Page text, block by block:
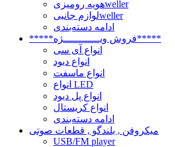
هویه رومیزیweller
لوازم جانبیweller
ادامه دسته‌بندی
*****فروش ویــــــــــــژه*****
انواع آی سی
انواع دیود
انواع ماسفت
انواع LED
انواع پل دیود
انواع کریستال
ادامه دسته‌بندی
میکروفن , بلندگو , قطعات صوتی
USB/FM player